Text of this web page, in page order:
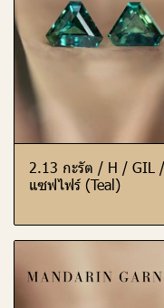
2.13 กะรัต / H / GIL /
แซฟไฟร์ (Teal)